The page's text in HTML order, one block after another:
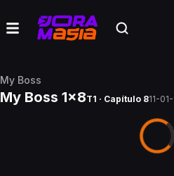
My Boss
My Boss 1x8T1 · Capítulo 811-